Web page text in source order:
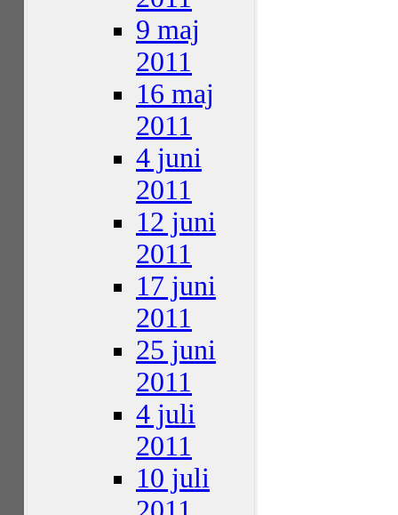
9 maj
2011
16 maj
2011
4 juni
2011
12 juni
2011
17 juni
2011
25 juni
2011
4 juli
2011
10 juli